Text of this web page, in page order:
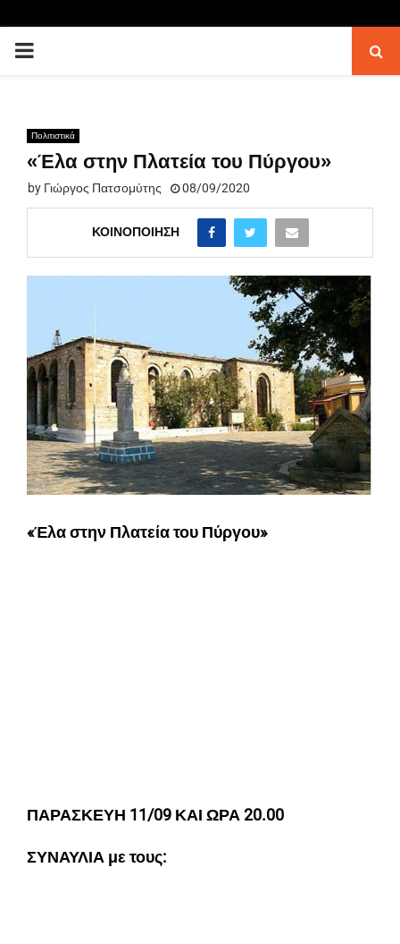
PRIMARY
Πολιτιστικά
«Έλα στην Πλατεία του Πύργου»
by Γιώργος Πατσομύτης 08/09/2020
ΚΟΙΝΟΠΟΊΗΣΗ
«Έλα στην Πλατεία του Πύργου»
ΠΑΡΑΣΚΕΥΗ 11/09 ΚΑΙ ΩΡΑ 20.00
ΣΥΝΑΥΛΙΑ με τους: